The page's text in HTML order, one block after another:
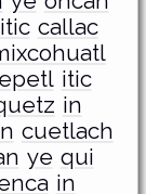
itic callac
itic
in
cuetlach
ye qui
in